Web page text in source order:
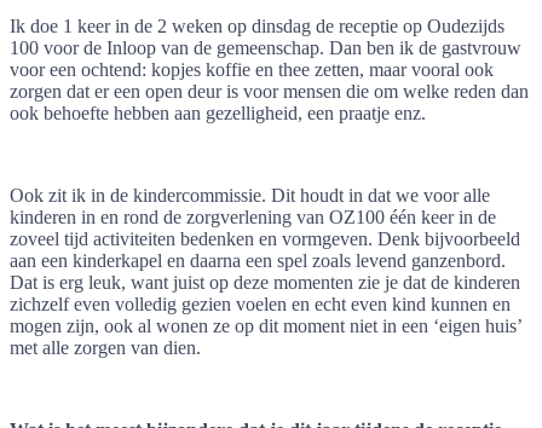
Ik doe 1 keer in de 2 weken op dinsdag de receptie op Oudezijds
100 voor de Inloop van de gemeenschap. Dan ben ik de gastvrouw
voor een ochtend: kopjes koffie en thee zetten, maar vooral ook
zorgen dat er een open deur is voor mensen die om welke reden dan
ook behoefte hebben aan gezelligheid, een praatje enz.
Ook zit ik in de kindercommissie. Dit houdt in dat we voor alle
kinderen in en rond de zorgverlening van OZ100 één keer in de
zoveel tijd activiteiten bedenken en vormgeven. Denk bijvoorbeeld
aan een kinderkapel en daarna een spel zoals levend ganzenbord.
Dat is erg leuk, want juist op deze momenten zie je dat de kinderen
zichzelf even volledig gezien voelen en echt even kind kunnen en
mogen zijn, ook al wonen ze op dit moment niet in een ‘eigen huis’
met alle zorgen van dien.